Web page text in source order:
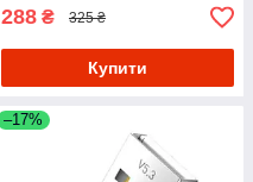
288 ₴ 325 ₴
Купити
–17%